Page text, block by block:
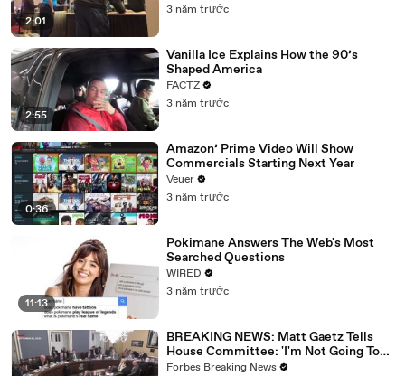
2:01
3 năm trước
2:55
Vanilla Ice Explains How the 90’s
Shaped America
FACTZ
3 năm trước
0:36
Amazon’ Prime Video Will Show
Commercials Starting Next Year
Veuer
3 năm trước
11:13
Pokimane Answers The Web's Most
Searched Questions
WIRED
3 năm trước
BREAKING NEWS: Matt Gaetz Tells
House Committee: 'I'm Not Going To
Vote For A Continuing Resolution'
Forbes Breaking News